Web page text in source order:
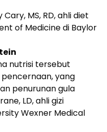
MS, RD, ahli diet
of Medicine di Baylor
nutrisi tersebut
yang
penurunan gula
LD, ahli gizi
Wexner Medical